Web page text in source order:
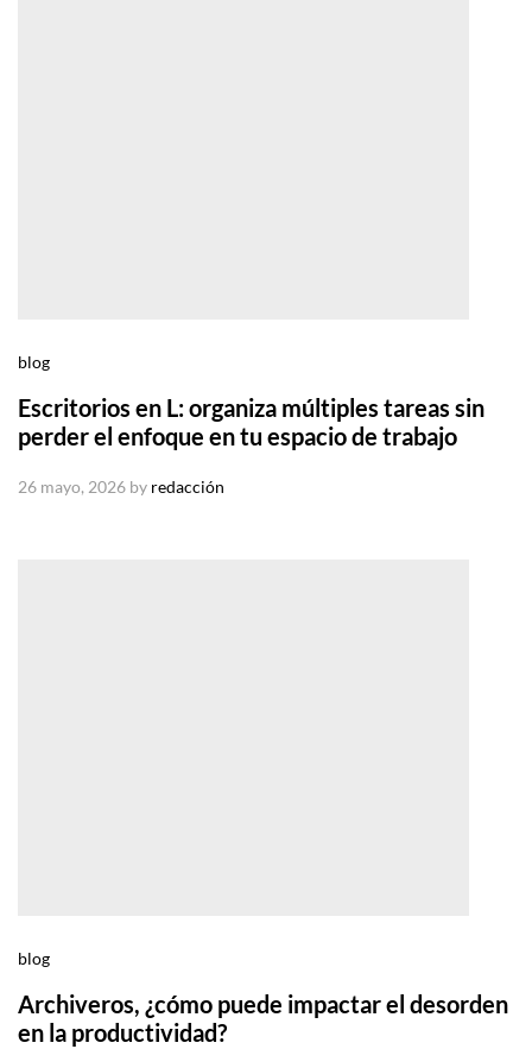
blog
Escritorios en L: organiza múltiples tareas sin
perder el enfoque en tu espacio de trabajo
26 mayo, 2026 by redacción
blog
Archiveros, ¿cómo puede impactar el desorden
en la productividad?